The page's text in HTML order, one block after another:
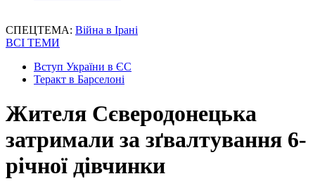
СПЕЦТЕМА: Війна в Ірані
ВСІ ТЕМИ
Вступ України в ЄС
Теракт в Барселоні
Жителя Сєверодонецька
затримали за зґвалтування 6-
річної дівчинки